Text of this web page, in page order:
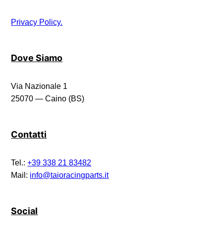
Privacy Policy.
Dove Siamo
Via Nazionale 1
25070 — Caino (BS)
Contatti
Tel.:+39 338 21 83482
Mail: info@taioracingparts.it
Social